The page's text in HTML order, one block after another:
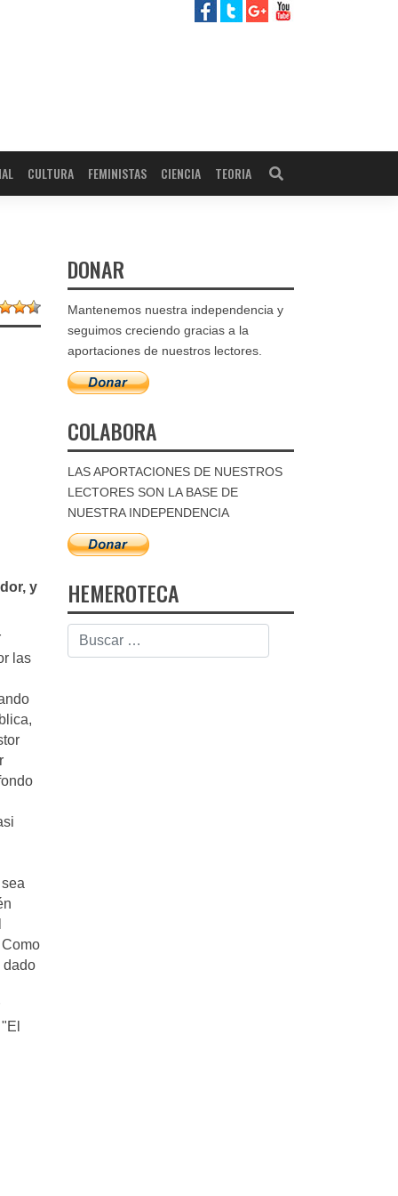
CULTURA FEMINISTAS CIENCIA TEORIA
y
las
dado
DONAR
Mantenemos nuestra independencia y
seguimos creciendo gracias a la
aportaciones de nuestros lectores.
COLABORA
LAS APORTACIONES DE NUESTROS
LECTORES SON LA BASE DE
NUESTRA INDEPENDENCIA
HEMEROTECA